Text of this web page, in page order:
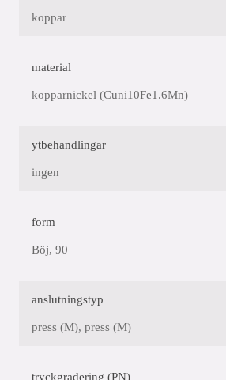
koppar
material
kopparnickel (Cuni10Fe1.6Mn)
ytbehandlingar
ingen
form
Böj, 90
anslutningstyp
press (M), press (M)
tryckgradering (PN)